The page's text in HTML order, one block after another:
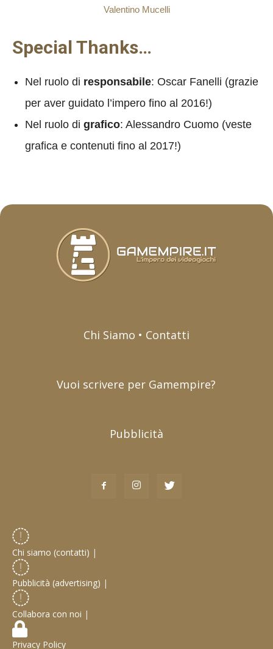
Valentino Mucelli
Special Thanks…
Nel ruolo di responsabile: Oscar Fanelli (grazie
per aver guidato l’impero fino al 2016!)
Nel ruolo di grafico: Alessandro Cuomo (veste
grafica e contenuti fino al 2017!)
Chi Siamo • Contatti
Vuoi scrivere per Gamempire?
Pubblicità
Chi siamo (contatti) |
Pubblicità (advertising) |
Collabora con noi |
Privacy Policy